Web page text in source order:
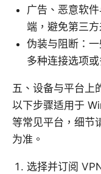
广告、恶意软
端，避免第三
伪装与阻断：
多种连接选项
五、设备与平台上
以下步骤适用于
等常见平台，细节
为准。
选择并订阅